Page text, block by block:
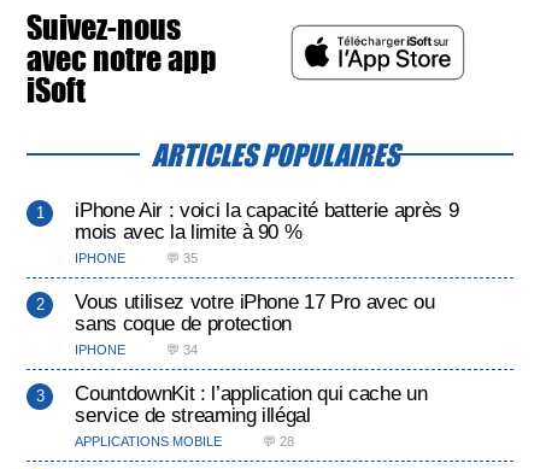
Suivez-nous
avec notre app
iSoft
ARTICLES POPULAIRES
iPhone Air : voici la capacité batterie après 9
mois avec la limite à 90 %
IPHONE 💬 35
Vous utilisez votre iPhone 17 Pro avec ou
sans coque de protection
IPHONE 💬 34
CountdownKit : l’application qui cache un
service de streaming illégal
APPLICATIONS MOBILE 💬 28